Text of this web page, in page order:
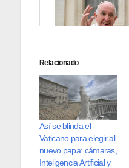
Relacionado
Así se blinda el
Vaticano para elegir al
nuevo papa: cámaras,
Inteligencia Artificial y